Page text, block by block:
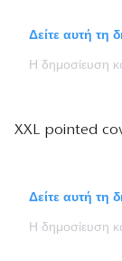
Δείτε αυτή
Η
XXL pointed
Δείτε αυτή
Η